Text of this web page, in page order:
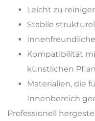
Leicht zu
Stabile
Kompatibilität
künstlichen
Materialien, die
Innenbereich
Professionell